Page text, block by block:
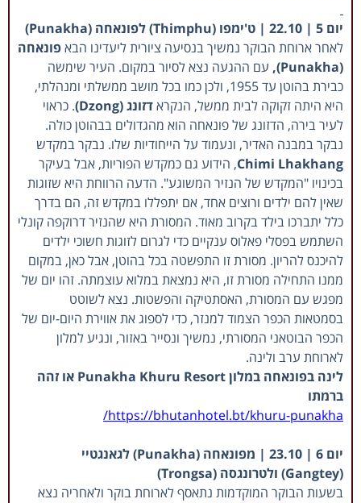
יום 5 | 22.10 |
ט'ימפו (Thimphu) לפונאחה (Punakha)
לאחר ארוחת הבוקר נמשיך בנסיעה ציורית ליעדינו הבאפונאחה
(Punakha),
עם ההגעה נצא לסיור במקום. העיר שימשה
כבירת בהוטן עד 1955, ולכן כמו בכל מושב ממשלתי ומנהלתי,
היא היתה זקוקה לבית ממשל, הנקראדזונג (Dzong)
. כראוי
לעיר בירה, הדזונג של פונאחה הוא מהגדולים בבהוטן כולה.
נבקר במבנה האדיר, ונעמוד על הייחודיות שלו. נבקר במקדש
Chimi Lhakhang, הידוע גם כמקדש הפוריות, אבל בעיקר
בכינויו "המקדש של הנזיר המשוגע". הדעה הרווחת היא שזוגות
שאין להם ילדים ורוצים אחד, אם יתפללו במקדש זה, הם בדרך
כלל יתברכו בילד בקרוב מאוד. המסורת היא שהנזיר דרוקפה קונלי
השתמש בפסלי פאלוס ענקיים כדי לגרום לזוגות חשוכי ילדים
להיכנס להריון. מסורת זו התפשטה בכל בהוטן, אבל כאן, במקום
ממנו התחילה מסורת זו, היא נמצאת במלוא עוצמתה. זהו יום של
מפגש עם המסורת, האסתטיקה והפשטות. נצא לשוטט
בסמטאות הכפר הצמוד למנזר, כדי לספוג את אווירת היום-יום של
הכפר הבוטאני המסורתי, נמשיך ונסייר באזור, ונגיע למלון
לארוחת ערב ולינה.
לינה בפונאחה במלון Punakha Khuru Resort או זהה
ברמתו
https://bhutanhotel.bt/khuru-punakha/
י
ום 6 | 23.10 | מפונאחה (Punakha) לגאנגטיי
(Gangtey) ולטרונגסה (Trongsa)
בשעות הבוקר המוקדמות נתאסף לארוחת בוקר ולאחריה נצא